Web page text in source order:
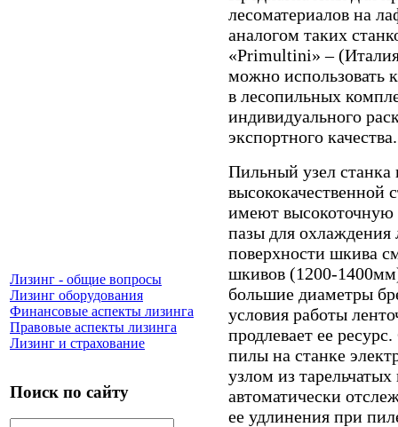
Лизинг - общие вопросы
Лизинг оборудования
Финансовые аспекты лизинга
Правовые аспекты лизинга
Лизинг и страхование
Поиск по сайту
лесоматериалов на
аналогом таких
«Primultini» –
можно использовать
в лесопильных
индивидуального
экспортного качества.
Пильный узел станка
высококачественной
имеют высокоточную
пазы для
поверхности шкива
шкивов (1200-
большие диаметры
условия работы
продлевает ее
пилы на станке
узлом из
автоматически
ее удлинения при